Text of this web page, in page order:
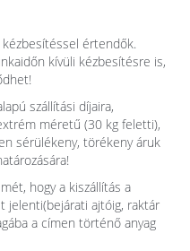
értendők.
kívüli kézbesítésre is,
szállítási díjaira,
méretű (30 kg feletti),
sérülékeny, törékeny áruk
hogy a kiszállítás a
jelenti(bejárati ajtóig, raktár
a címen történő anyag